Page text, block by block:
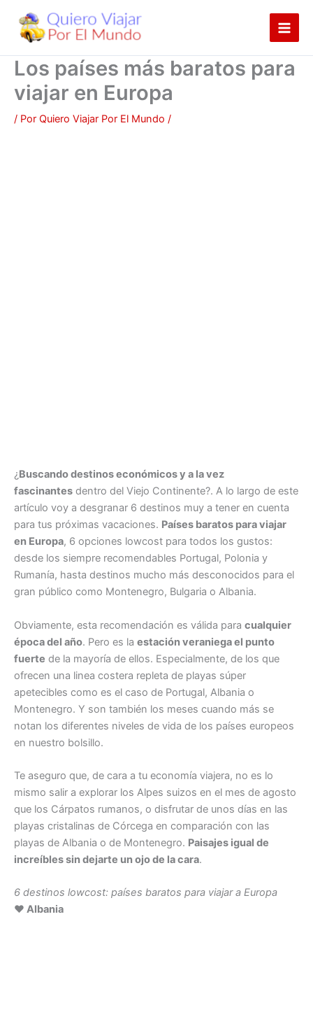
contenido
Los países más baratos para
viajar en Europa
/ Por Quiero Viajar Por El Mundo /
¿Buscando destinos económicos y a la vez
fascinantes dentro del Viejo Continente?. A lo largo de este
artículo voy a desgranar 6 destinos muy a tener en cuenta
para tus próximas vacaciones. Países baratos para viajar
en Europa, 6 opciones lowcost para todos los gustos:
desde los siempre recomendables Portugal, Polonia y
Rumanía, hasta destinos mucho más desconocidos para el
gran público como Montenegro, Bulgaria o Albania.
Obviamente, esta recomendación es válida para cualquier
época del año. Pero es la estación veraniega el punto
fuerte de la mayoría de ellos. Especialmente, de los que
ofrecen una linea costera repleta de playas súper
apetecibles como es el caso de Portugal, Albania o
Montenegro. Y son también los meses cuando más se
notan los diferentes niveles de vida de los países europeos
en nuestro bolsillo.
Te aseguro que, de cara a tu economía viajera, no es lo
mismo salir a explorar los Alpes suizos en el mes de agosto
que los Cárpatos rumanos, o disfrutar de unos días en las
playas cristalinas de Córcega en comparación con las
playas de Albania o de Montenegro. Paisajes igual de
increíbles sin dejarte un ojo de la cara.
6 destinos lowcost: países baratos para viajar a Europa
♥ Albania